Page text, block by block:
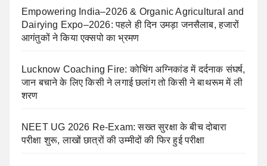
Empowering India–2026 & Organic Agricultural and
Dairying Expo–2026: पहले ही दिन उमड़ा जनसैलाब, हजारों
आगंतुकों ने किया एक्सपो का भ्रमण
Lucknow Coaching Fire: कोचिंग अग्निकांड में दर्दनाक संघर्ष,
जान बचाने के लिए किसी ने लगाई छलांग तो किसी ने बाथरूम में ली
शरण
NEET UG 2026 Re-Exam: सख्त सुरक्षा के बीच दोबारा
परीक्षा शुरू, लाखों छात्रों की उम्मीदों की फिर हुई परीक्षा